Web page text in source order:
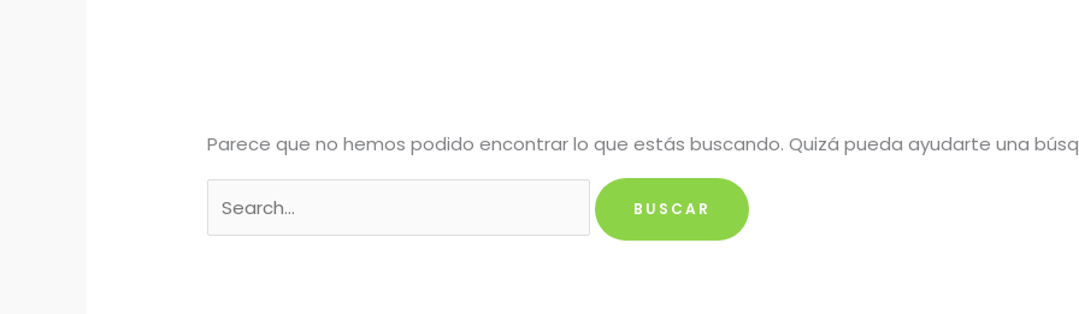
Parece que no hemos podido encontrar lo que estás buscando. Quizá pueda ayudarte una